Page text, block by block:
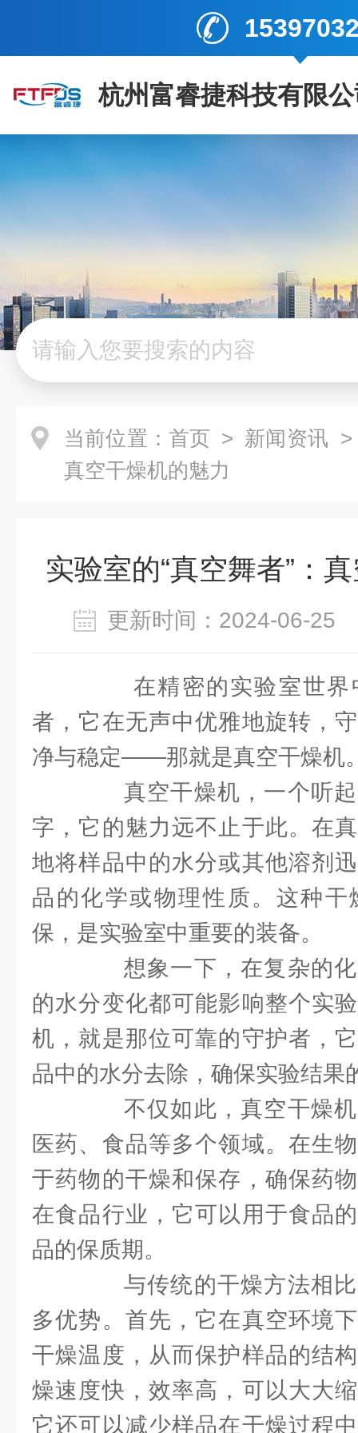
杭州富睿捷科技有限
当前位置： 首页 > 新闻资讯 >
真空干燥机的魅力
实验室的“真空舞者”：
更新时间：2024-06-
在精密的实验室世界
者，它在无声中优雅地旋转，
净与稳定——那就是真空干燥机
真空干燥机，一个听起
字，它的魅力远不止于此。在
地将样品中的水分或其他溶剂
品的化学或物理性质。这种
保，是实验室中重要的装备。
想象一下，在复杂的化
的水分变化都可能影响整个实
机，就是那位可靠的守护者，
品中的水分去除，确保实验结果
不仅如此，真空干燥机
医药、食品等多个领域。在生
于药物的干燥和保存，确保药
在食品行业，它可以用于食品
品的保质期。
与传统的干燥方法相比
多优势。首先，它在真空环境
干燥温度，从而保护样品的结
燥速度快，效率高，可以大大
它还可以减少样品在干燥过程